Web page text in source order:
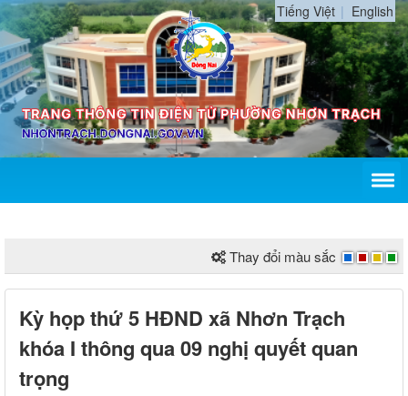
Tiếng Việt English
Thay đổi màu sắc
Kỳ họp thứ 5 HĐND xã Nhơn Trạch
khóa I thông qua 09 nghị quyết quan
trọng